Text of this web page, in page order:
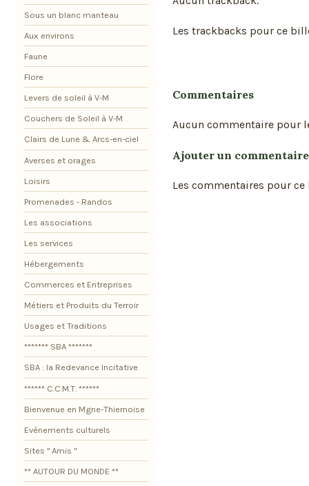
Les trackbacks pour ce
Commentaires
Aucun commentaire pour
Ajouter un commentaire
Les commentaires pour
Sous un blanc manteau
Aux environs
Faune
Flore
Levers de soleil à V-M
Couchers de Soleil à V-M
Clairs de Lune & Arcs-en-ciel
Averses et orages
Loisirs
Promenades - Randos
Les associations
Les services
Hébergements
Commerces et Entreprises
Métiers et Produits du Terroir
Usages et Traditions
******* SBA *******
SBA : la Redevance Incitative
****** C.C.M.T. ******
Bienvenue en Mgne-Thiernoise
Evénements culturels
Sites " Amis "
** AUTOUR DU MONDE **